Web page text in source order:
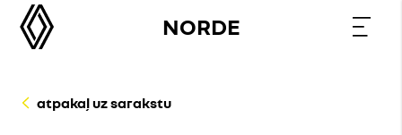
NORDE
atpakaļ uz sarakstu